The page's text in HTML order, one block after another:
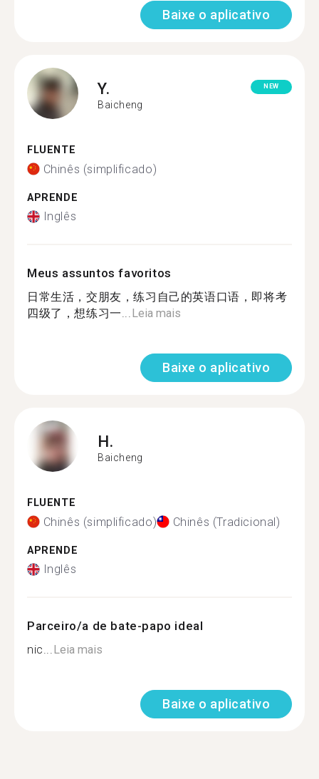
Baixe o aplicativo
Y.
Baicheng
NEW
FLUENTE
Chinês (simplificado)
APRENDE
Inglês
Meus assuntos favoritos
日常生活，交朋友，练习自己的英语口语，即将考
四级了，想练习一...Leia mais
Baixe o aplicativo
H.
Baicheng
FLUENTE
Chinês (simplificado) Chinês (Tradicional)
APRENDE
Inglês
Parceiro/a de bate-papo ideal
nic...Leia mais
Baixe o aplicativo